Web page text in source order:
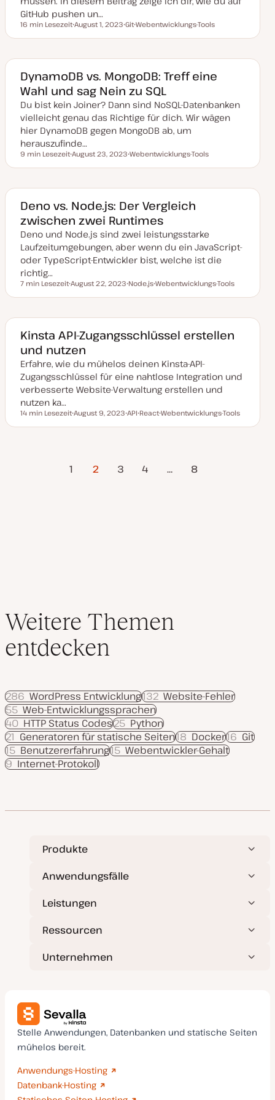
e
r
t
GitHub pushen un…
Lesezeit
16 min Lesezeit
a
u
a
k
t
u
a
i
s
i
e
r
August 1, 2023
h
m
Git
h
m
Webentwicklungs-Tools
DynamoDB vs. MongoDB: Treff eine
Wahl und sag Nein zu SQL
Du bist kein Joiner? Dann sind NoSQL-Datenbanken
vielleicht genau das Richtige für dich. Wir wägen
hier DynamoDB gegen MongoDB ab, um
herauszufinde…
Lesezeit
9 min Lesezeit
a
u
a
k
t
u
a
i
s
i
r
August 23, 2023
h
m
Webentwicklungs-Tools
Deno vs. Node.js: Der Vergleich
zwischen zwei Runtimes
Deno und Node.js sind zwei leistungsstarke
Laufzeitumgebungen, aber wenn du ein JavaScript-
oder TypeScript-Entwickler bist, welche ist die
richtig…
Lesezeit
7 min Lesezeit
a
u
a
k
t
u
a
i
s
i
r
August 22, 2023
h
m
Node.js
h
m
Webentwicklungs-Tools
Kinsta API-Zugangsschlüssel erstellen
und nutzen
Erfahre, wie du mühelos deinen Kinsta-API-
Zugangsschlüssel für eine nahtlose Integration und
verbesserte Website-Verwaltung erstellen und
nutzen ka…
Lesezeit
14 min Lesezeit
a
k
August 9, 2023
h
API
h
React
h
Webentwicklungs-Tools
Seitennummerierung
1 2 3 4 … 8
Weitere Themen
entdecken
WordPress Entwicklung
286 Website-Fehler
132
Web-Entwicklungssprachen
55
HTTP Status Codes
40 Python
25
Generatoren für statische Seiten
21 Docker
18 Git
16
Benutzererfahrung
15 Webentwickler-Gehalt
15
Internet-Protokoll
9
Produkte
Anwendungsfälle
Leistungen
Ressourcen
Unternehmen
Stelle Anwendungen, Datenbanken und statische Seiten
mühelos bereit.
Anwendungs-Hosting
Datenbank-Hosting